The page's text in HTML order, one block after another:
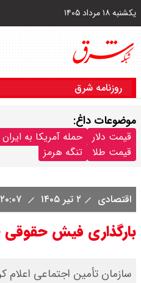
یکشنبه ۱۸ مرداد ۱۴۰۵
روزنامه شرق
موضوعات داغ:
قیمت دلار حمله آمریکا به ایران
قیمت طلا
تنگه هرمز
اقتصادی ۲ تیر ۱۴۰۵
بارگذاری فیش حقوقی
سازمان تأمین اجتماعی